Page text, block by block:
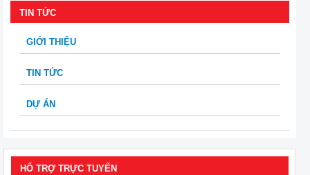
TIN TỨC
GIỚI THIỆU
TIN TỨC
DỰ ÁN
HỔ TRỢ TRỰC TUYẾN